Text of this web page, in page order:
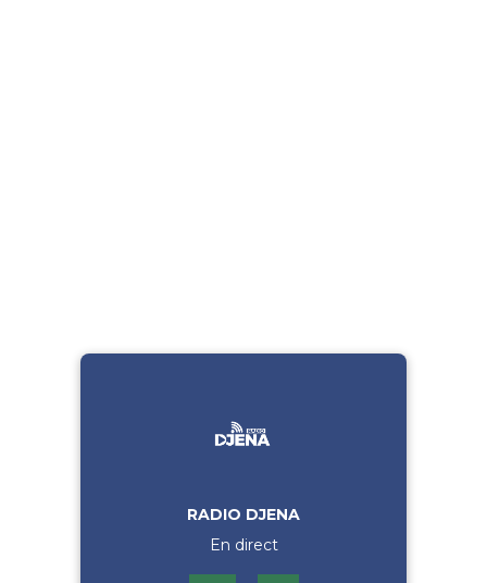
RADIO DJENA
En direct